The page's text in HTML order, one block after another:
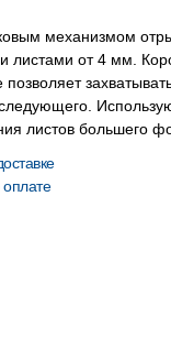
механизмом
листами от 4 мм.
позволяет
листов большего